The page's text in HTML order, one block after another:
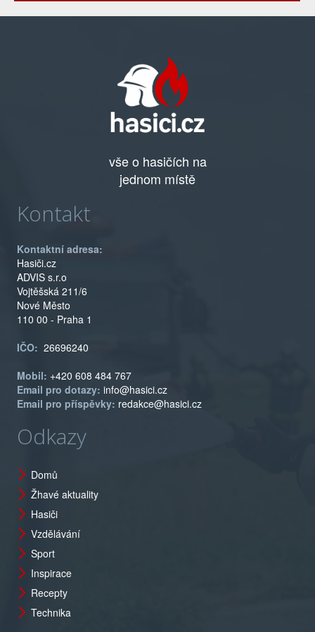
vše o hasičích na
jednom místě
Kontakt
Kontaktní adresa:
Hasiči.cz
ADVIS s.r.o
Vojtěšská 211/6
Nové Město
110 00 - Praha 1
IČO: 26696240
Mobil: +420 608 484 767
Email pro dotazy: info@hasici.cz
Email pro příspěvky: redakce@hasici.cz
Odkazy
Domů
Žhavé aktuality
Hasiči
Vzdělávání
Sport
Inspirace
Recepty
Technika